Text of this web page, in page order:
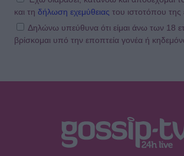
INSIDE STORIES
Χρηστίδου: Με το απόλυτο little
και τη δήλωση εχεμύθειας του ιστοτόπου της
Δηλώνω υπεύθυνα ότι είμαι άνω των 18
βρίσκομαι υπό την εποπτεία γονέα ή